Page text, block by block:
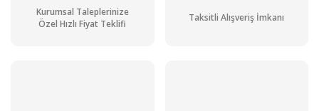
Kurumsal Taleplerinize
Özel Hızlı Fiyat Teklifi
Taksitli Alışveriş İmkanı